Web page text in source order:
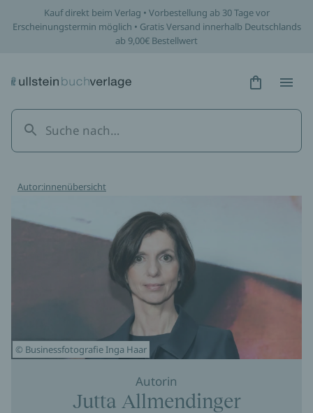
Kauf direkt beim Verlag • Vorbestellung ab 30 Tage vor
Erscheinungstermin möglich • Gratis Versand innerhalb Deutschlands
ab 9,00€ Bestellwert
Hidden
Autor:innenübersicht
© Businessfotografie Inga Haar
Autorin
Jutta Allmendinger